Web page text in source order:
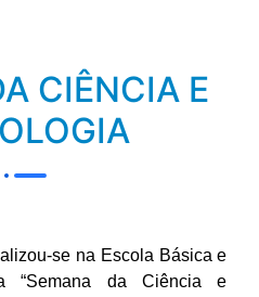
CIÊNCIA E
se na Escola Básica e
“Semana da Ciência e